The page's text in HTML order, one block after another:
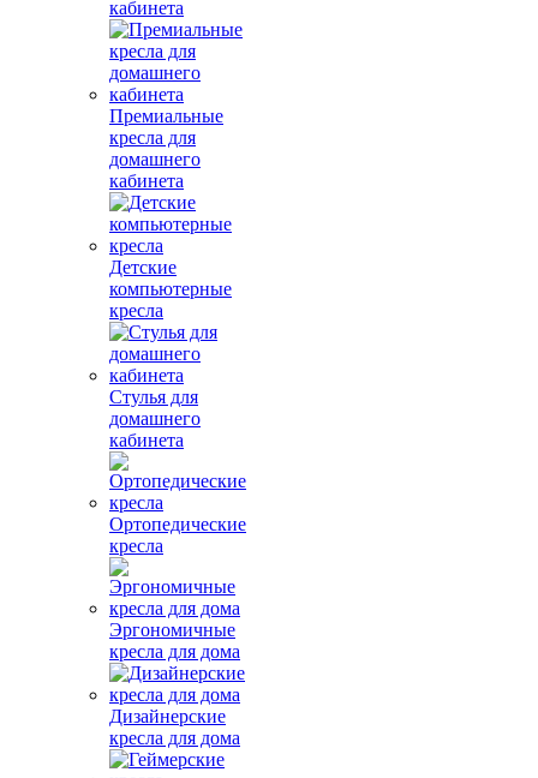
кабинета
Премиальные
кресла для
домашнего
кабинета
Детские
компьютерные
кресла
Стулья для
домашнего
кабинета
Ортопедические
кресла
Эргономичные
кресла для дома
Дизайнерские
кресла для дома